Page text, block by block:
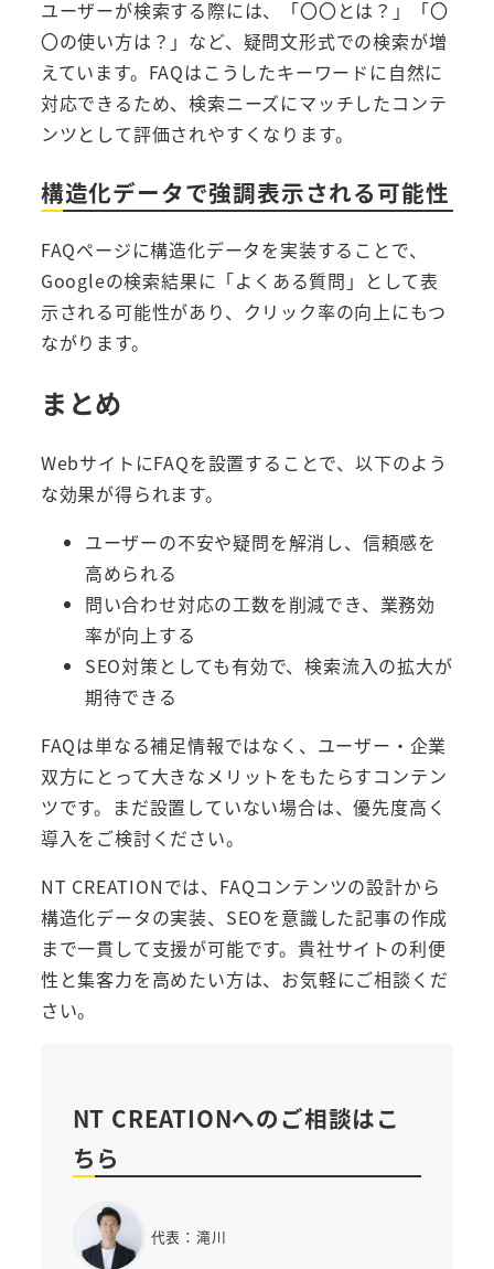
ユーザーが検索する際には、「〇〇とは？」「〇
〇の使い方は？」など、疑問文形式での検索が増
えています。FAQはこうしたキーワードに自然に
対応できるため、検索ニーズにマッチしたコンテ
ンツとして評価されやすくなります。
構造化データで強調表示される可能性
FAQページに構造化データを実装することで、
Googleの検索結果に「よくある質問」として表
示される可能性があり、クリック率の向上にもつ
ながります。
まとめ
WebサイトにFAQを設置することで、以下のよう
な効果が得られます。
ユーザーの不安や疑問を解消し、信頼感を
高められる
問い合わせ対応の工数を削減でき、業務効
率が向上する
SEO対策としても有効で、検索流入の拡大が
期待できる
FAQは単なる補足情報ではなく、ユーザー・企業
双方にとって大きなメリットをもたらすコンテン
ツです。まだ設置していない場合は、優先度高く
導入をご検討ください。
NT CREATIONでは、FAQコンテンツの設計から
構造化データの実装、SEOを意識した記事の作成
まで一貫して支援が可能です。貴社サイトの利便
性と集客力を高めたい方は、お気軽にご相談くだ
さい。
NT CREATIONへのご相談はこ
ちら
代表：滝川